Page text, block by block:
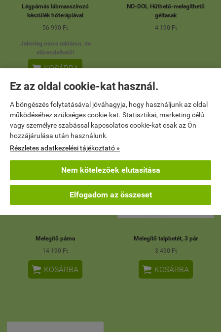
Ez az oldal cookie-kat használ.
A böngészés folytatásával jóváhagyja, hogy használjunk az oldal
működéséhez szükséges cookie-kat. Statisztikai, marketing célú
vagy személyre szabással kapcsolatos cookie-kat csak az Ön
hozzájárulása után használunk.
Részletes adatkezelési tájékoztató »
Nem kötelezőek elutasítása
Elfogadom az összeset
Légpárnás lábmasszírozó
készülék hőterápiával
56 990 Ft
Jelenleg nincs raktáron, de
előrendelhető!
 KOSÁRBA
NO-DOL Hűthető-melegíthető
géltasak
4 190 Ft
Melegítő párna
14 190 Ft
 KOSÁRBA
Melegítő talpbetét, 3 pár
3 490 Ft
 KOSÁRBA